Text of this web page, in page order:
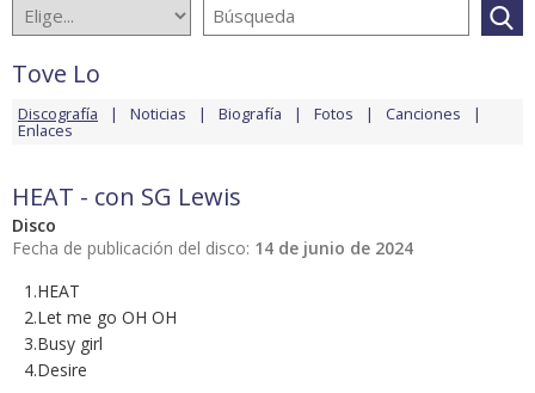
Tove Lo
Discografía Noticias Biografía Fotos Canciones
Enlaces
HEAT - con SG Lewis
Disco
Fecha de publicación del disco: 14 de junio de 2024
1.HEAT
2.Let me go OH OH
3.Busy girl
4.Desire